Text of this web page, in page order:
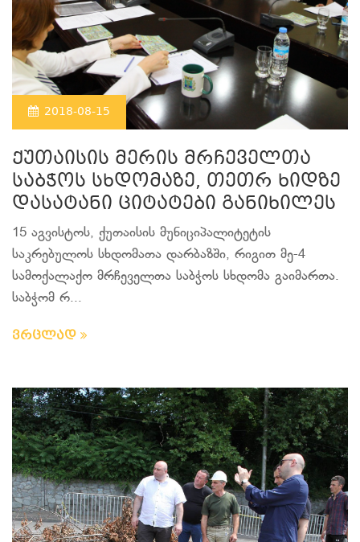
2018-08-15
ქუთაისის მერის მრჩეველთა
საბჭოს სხდომაზე, თეთრ ხიდზე
დასატანი ციტატები განიხილეს
15 აგვისტოს, ქუთაისის მუნიციპალიტეტის
საკრებულოს სხდომათა დარბაზში, რიგით მე-4
სამოქალაქო მრჩეველთა საბჭოს სხდომა გაიმართა.
საბჭომ რ...
ვრცლად